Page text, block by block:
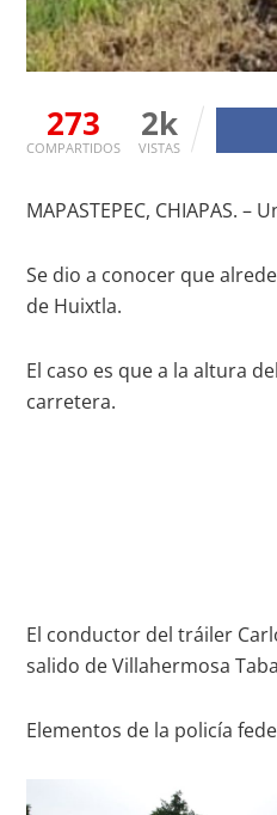
273
COMPARTIDOS
2k
VISTAS
MAPASTEPEC, CHIAPAS.
Se dio a conocer que
de Huixtla.
El caso es que a la altura
carretera.
El conductor del tráiler
salido de Villahermosa
Elementos de la policía